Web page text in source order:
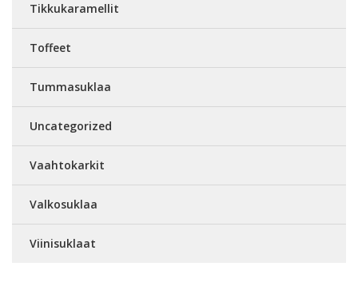
Tikkukaramellit
Toffeet
Tummasuklaa
Uncategorized
Vaahtokarkit
Valkosuklaa
Viinisuklaat